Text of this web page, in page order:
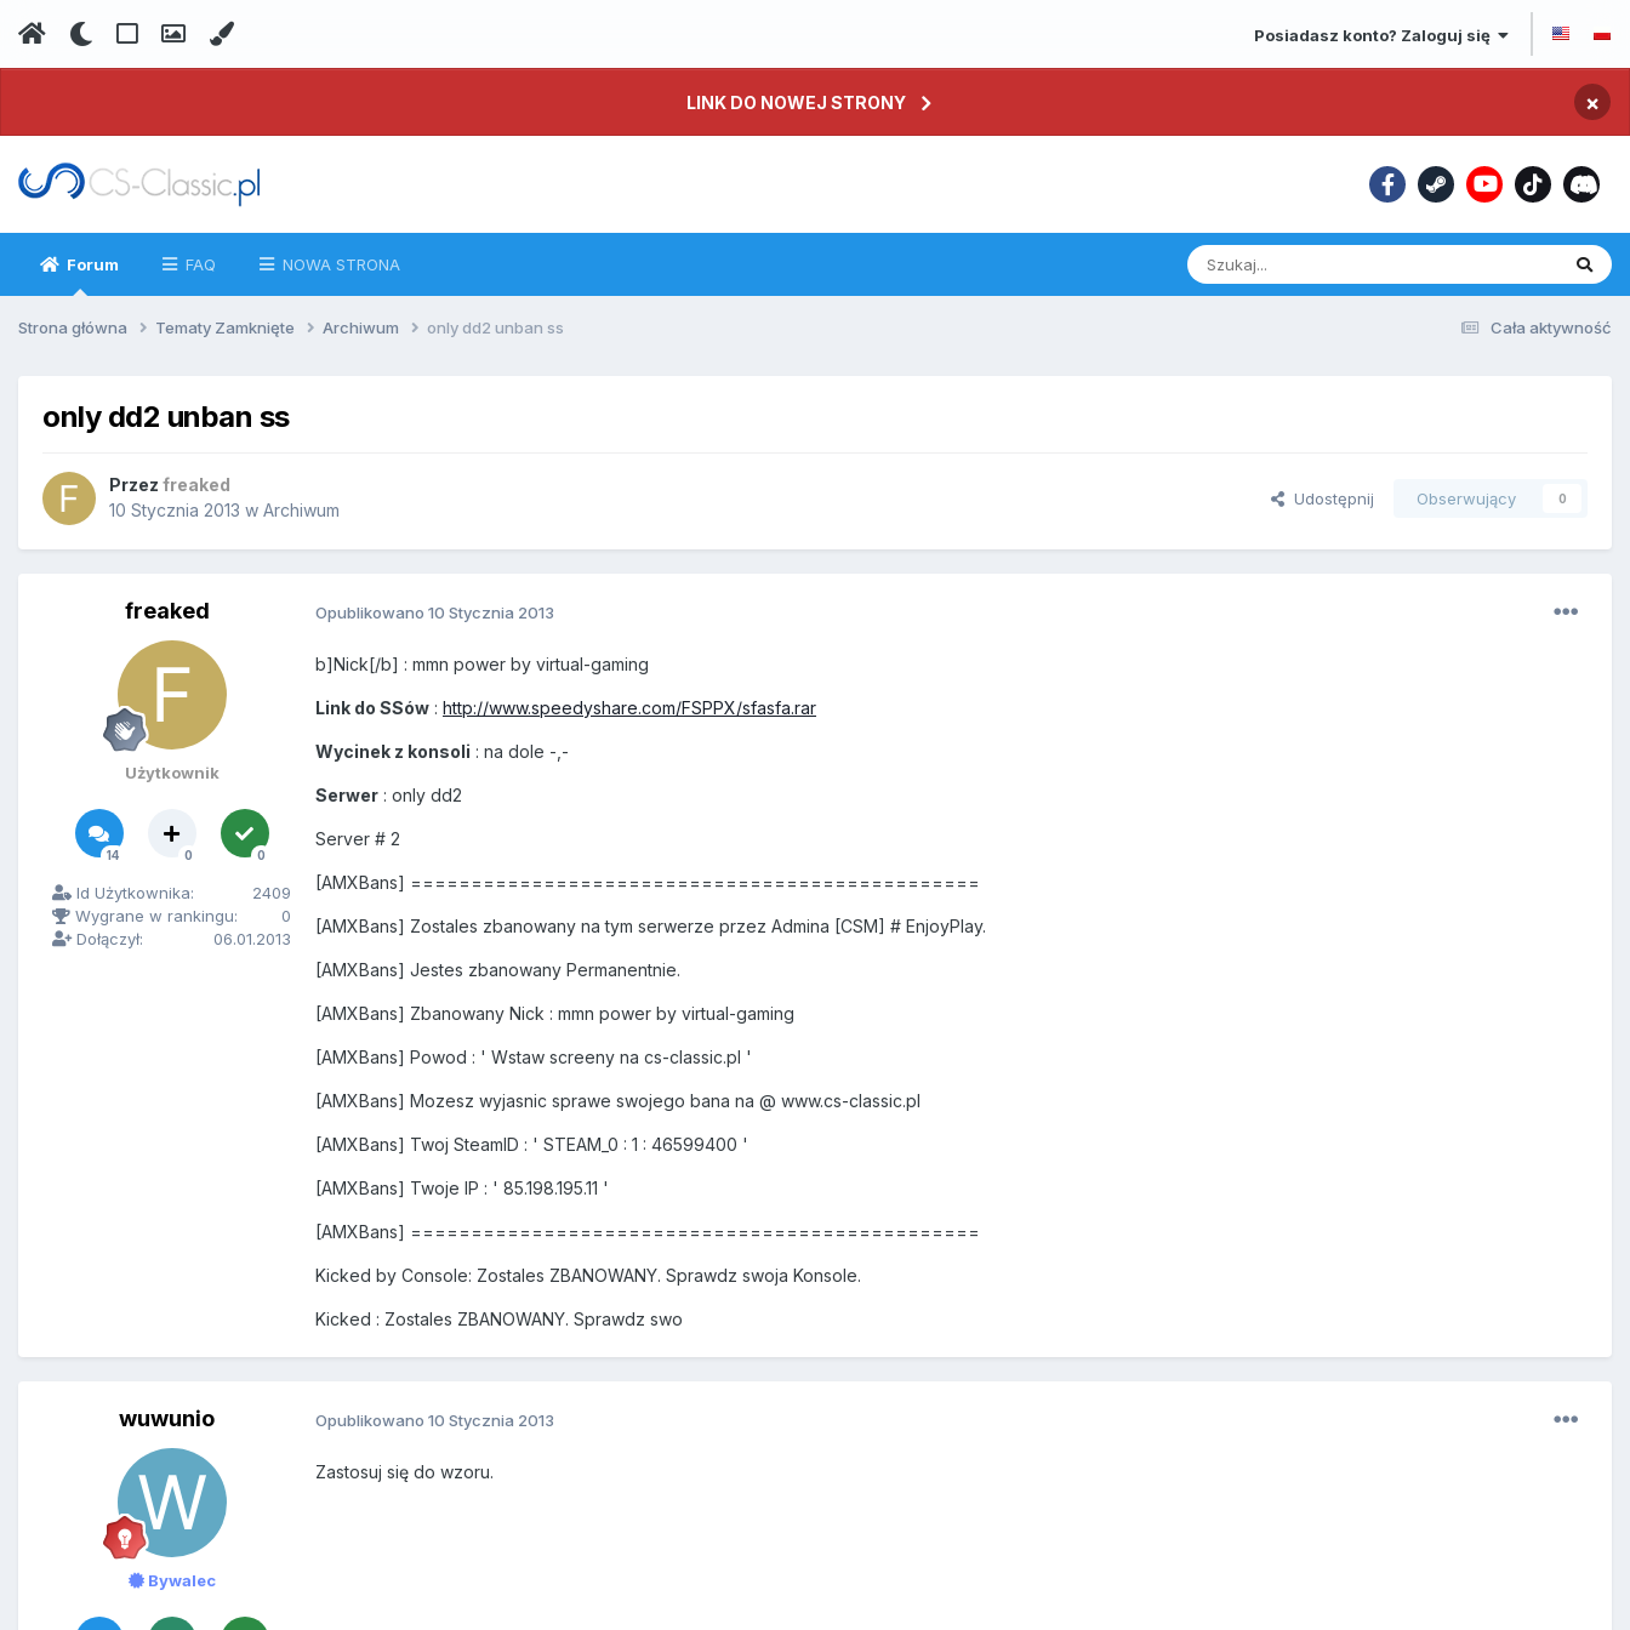
Posiadasz konto? Zaloguj się
LINK DO NOWEJ STRONY ×
Forum FAQ NOWA STRONA
Cała aktywność
Strona główna Tematy Zamknięte Archiwum only dd2 unban ss
only dd2 unban ss
Przez freaked
10 Stycznia 2013 w Archiwum
Udostępnij Obserwujący 0
freaked
Użytkownik
14 0 0
Id Użytkownika:
2409
Wygrane w rankingu:
0
Dołączył:
06.01.2013
Opublikowano 10 Stycznia 2013
b]Nick[/b] : mmn power by virtual-gaming
Link do SSów : http://www.speedyshare.com/FSPPX/sfasfa.rar
Wycinek z konsoli : na dole -,-
Serwer : only dd2
Server # 2
[AMXBans] ===============================================
[AMXBans] Zostales zbanowany na tym serwerze przez Admina [CSM] # EnjoyPlay.
[AMXBans] Jestes zbanowany Permanentnie.
[AMXBans] Zbanowany Nick : mmn power by virtual-gaming
[AMXBans] Powod : ' Wstaw screeny na cs-classic.pl '
[AMXBans] Mozesz wyjasnic sprawe swojego bana na @ www.cs-classic.pl
[AMXBans] Twoj SteamID : ' STEAM_0 : 1 : 46599400 '
[AMXBans] Twoje IP : ' 85.198.195.11 '
[AMXBans] ===============================================
Kicked by Console: Zostales ZBANOWANY. Sprawdz swoja Konsole.
Kicked : Zostales ZBANOWANY. Sprawdz swo
wuwunio
Bywalec
Opublikowano 10 Stycznia 2013
Zastosuj się do wzoru.